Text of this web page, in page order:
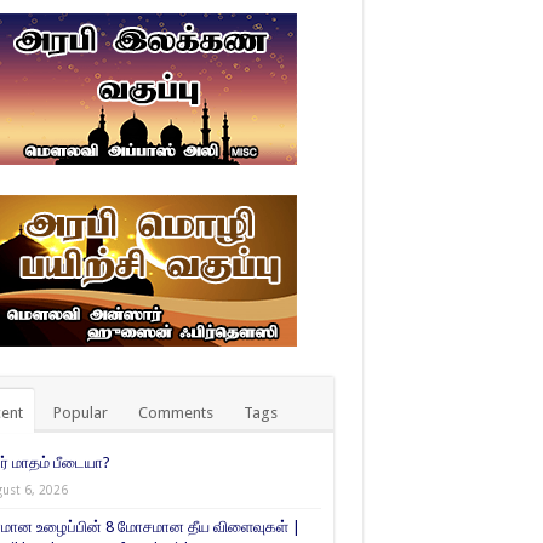
Popular Comments Tags
மாதம் பீடையா?
6, 2026
உழைப்பின் 8 மோசமான தீய விளைவுகள் |